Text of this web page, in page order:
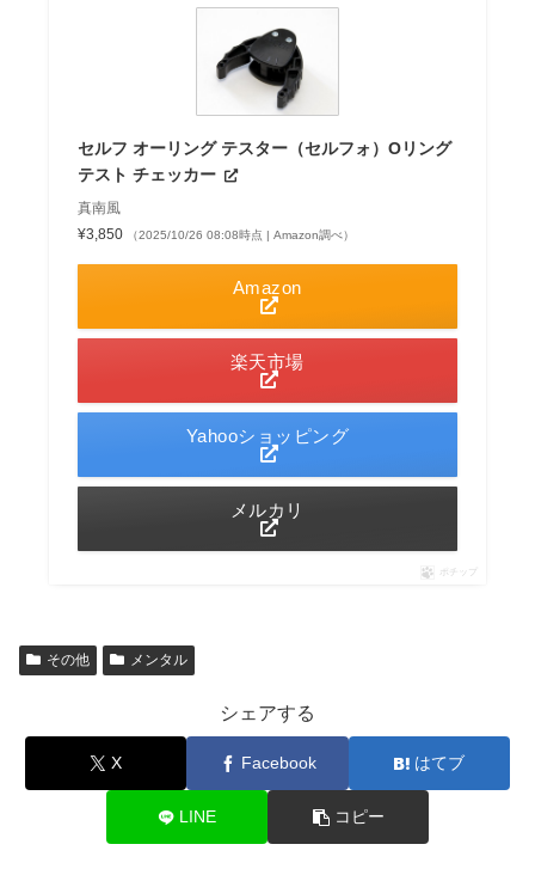
セルフ オーリング テスター（セルフォ）Oリング
テスト チェッカー
真南風
¥3,850
（2025/10/26 08:08時点 | Amazon調べ）
Amazon
楽天市場
Yahooショッピング
メルカリ
ポチップ
その他 メンタル
シェアする
X Facebook はてブ
LINE コピー